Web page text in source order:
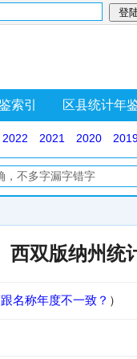
索引 区县统计年
2022 2021 2020
西双版纳州统
名称年度不一致？ ）